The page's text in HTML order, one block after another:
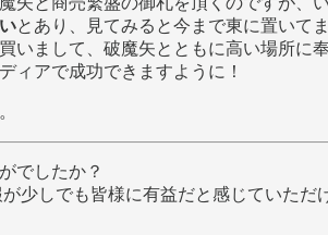
とあり、見てみると今まで東に置いてま
いまして、破魔矢とともに高い場所に
ィアで成功できますように！
でしたか？
少しでも皆様に有益だと感じていただ